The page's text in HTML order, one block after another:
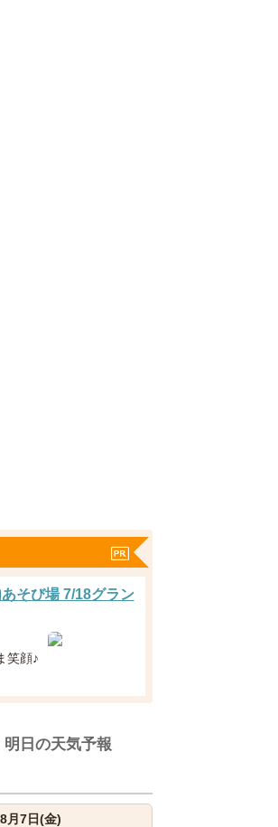
そび場 7/18グラン
笑顔♪
明日の天気予報
8月7日(金)